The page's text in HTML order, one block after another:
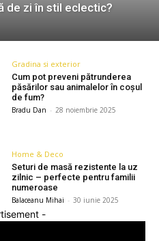
de zi în stil eclectic?
Gradina si exterior
Cum pot preveni pătrunderea
păsărilor sau animalelor în coșul
de fum?
Bradu Dan - 28 noiembrie 2025
Home & Deco
Seturi de masă rezistente la uz
zilnic – perfecte pentru familii
numeroase
Balaceanu Mihai - 30 iunie 2025
-